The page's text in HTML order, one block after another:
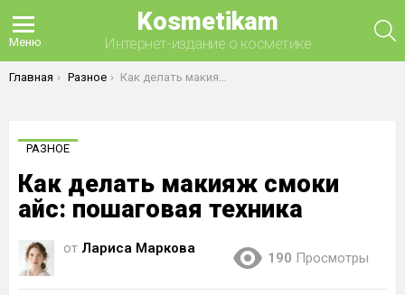
Меню
Kosmetikam
Интернет-издание о косметике
Вы здесь:
Главная Разное Как делать макияж смоки айс: пошаговая техника
РАЗНОЕ
Как делать макияж смоки
айс: пошаговая техника
от Лариса Маркова
190 Просмотры